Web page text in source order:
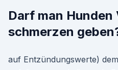
Darf man
schmerzen
auf Entzündungswerte)